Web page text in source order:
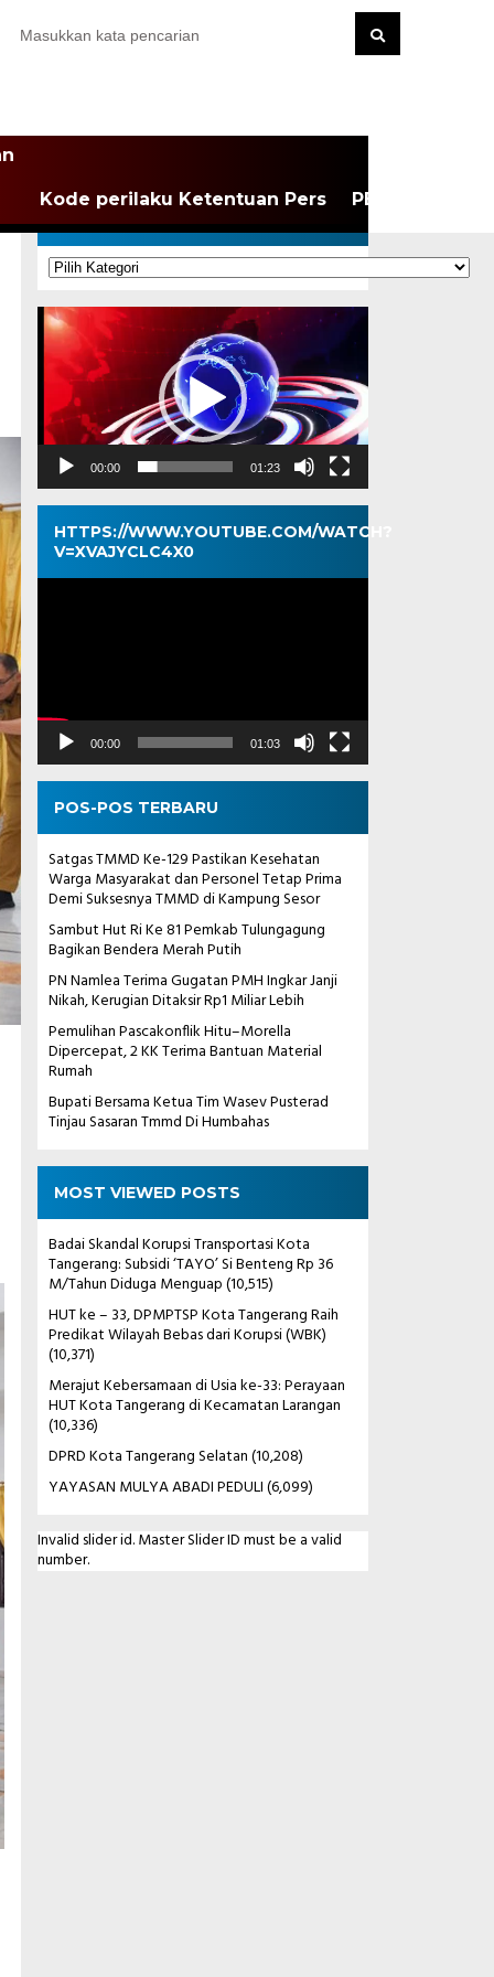
Kode perilaku Ketentuan Pers PEDOMAN
KATEGORI
Kategori
Pemutar
Video
00:00 01:23
HTTPS://WWW.YOUTUBE.COM/WATCH?
V=XVAJYCLC4X0
Pemutar
00:00 01:03
POS-POS TERBARU
Satgas TMMD Ke-129 Pastikan Kesehatan
Warga Masyarakat dan Personel Tetap Prima
Demi Suksesnya TMMD di Kampung Sesor
Sambut Hut Ri Ke 81 Pemkab Tulungagung
Bagikan Bendera Merah Putih
PN Namlea Terima Gugatan PMH Ingkar Janji
Nikah, Kerugian Ditaksir Rp1 Miliar Lebih
Pemulihan Pascakonflik Hitu–Morella
Dipercepat, 2 KK Terima Bantuan Material
Rumah
Bupati Bersama Ketua Tim Wasev Pusterad
Tinjau Sasaran Tmmd Di Humbahas
MOST VIEWED POSTS
Badai Skandal Korupsi Transportasi Kota
Tangerang: Subsidi ‘TAYO’ Si Benteng Rp 36
M/Tahun Diduga Menguap(10,515)
HUT ke – 33, DPMPTSP Kota Tangerang Raih
Predikat Wilayah Bebas dari Korupsi (WBK)
(10,371)
Merajut Kebersamaan di Usia ke-33: Perayaan
HUT Kota Tangerang di Kecamatan Larangan
(10,336)
DPRD Kota Tangerang Selatan(10,208)
YAYASAN MULYA ABADI PEDULI(6,099)
Invalid slider id. Master Slider ID must be a valid
number.